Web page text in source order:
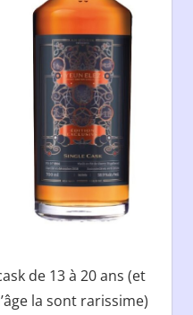
de 13 à 20 ans (et
la sont rarissime)